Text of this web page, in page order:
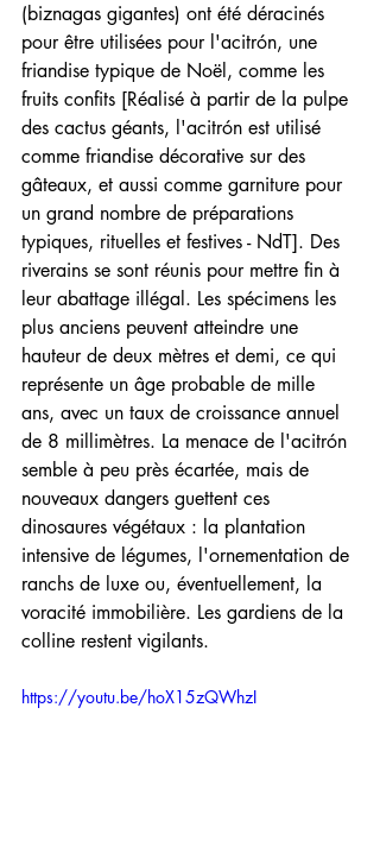
(biznagas gigantes) ont été déracinés
pour être utilisées pour l'acitrón, une
friandise typique de Noël, comme les
fruits confits [Réalisé à partir de la pulpe
des cactus géants, l'acitrón est utilisé
comme friandise décorative sur des
gâteaux, et aussi comme garniture pour
un grand nombre de préparations
typiques, rituelles et festives - NdT]. Des
riverains se sont réunis pour mettre fin à
leur abattage illégal. Les spécimens les
plus anciens peuvent atteindre une
hauteur de deux mètres et demi, ce qui
représente un âge probable de mille
ans, avec un taux de croissance annuel
de 8 millimètres. La menace de l'acitrón
semble à peu près écartée, mais de
nouveaux dangers guettent ces
dinosaures végétaux : la plantation
intensive de légumes, l'ornementation de
ranchs de luxe ou, éventuellement, la
voracité immobilière. Les gardiens de la
colline restent vigilants.
https://youtu.be/hoX15zQWhzI